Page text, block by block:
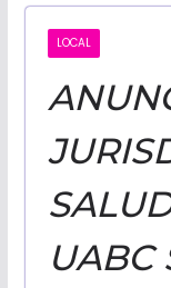
LOCAL
UABC